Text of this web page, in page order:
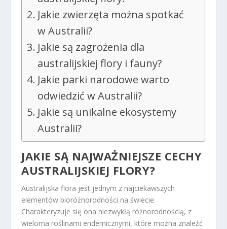
Jakie zwierzęta można spotkać
w Australii?
Jakie są zagrożenia dla
australijskiej flory i fauny?
Jakie parki narodowe warto
odwiedzić w Australii?
Jakie są unikalne ekosystemy
Australii?
JAKIE SĄ NAJWAŻNIEJSZE CECHY
AUSTRALIJSKIEJ FLORY?
Australijska flora jest jednym z najciekawszych
elementów bioróżnorodności na świecie.
Charakteryzuje się ona niezwykłą różnorodnością, z
wieloma roślinami endemicznymi, które można znaleźć